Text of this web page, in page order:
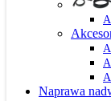
Naprawa